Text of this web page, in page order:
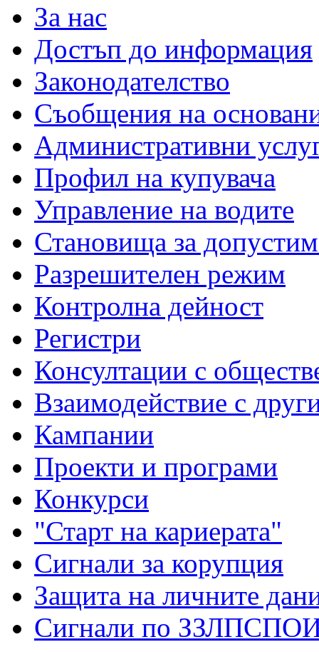
За нас
Достъп до информация
Законодателство
Съобщения на
Административни
Профил на купувача
Управление на водите
Становища за
Разрешителен режим
Контролна дейност
Регистри
Консултации с
Взаимодействие с
Кампании
Проекти и програми
Конкурси
"Старт на кариерата"
Сигнали за корупция
Защита на личните
Сигнали по